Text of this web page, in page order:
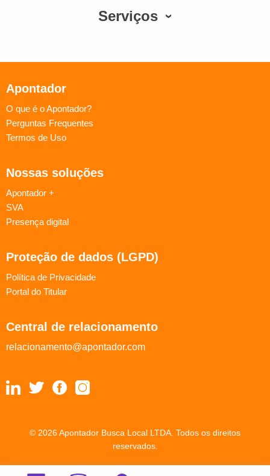
Serviços
Apontador
O que é o Apontador?
Perguntas Frequentes
Termos de Uso
Nossas soluções
Apontador +
SVA
Presença digital
Proteção de dados (LGPD)
Política de Privacidade
Portal do Titular
Central de relacionamento
relacionamento@apontador.com
© 2026 Apontador Busca Local LTDA. Todos os direitos
reservados.